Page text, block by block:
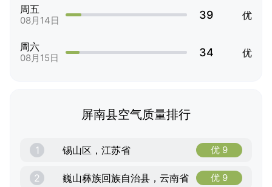
周五
08月14日 39 优
周六
08月15日 34 优
屏南县空气质量排行
1 锡山区，江苏省 优 9
2 巍山彝族回族自治县，云南省 优 9